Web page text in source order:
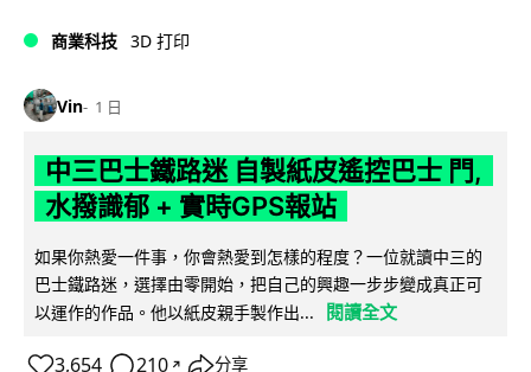
商業科技 3D 打印
Vin 1 日
中三巴士鐵路迷 自製紙皮遙控巴士 門,
水撥識郁 + 實時GPS報站
如果你熱愛一件事，你會熱愛到怎樣的程度？一位就讀中三的
巴士鐵路迷，選擇由零開始，把自己的興趣一步步變成真正可
以運作的作品。他以紙皮親手製作出...
閱讀全文
3,654 210 ↗ 分享